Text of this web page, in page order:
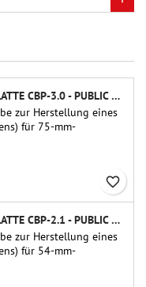
KUPPLUNGSPLATTE CBP-3.0 - PUBLIC MISSILES LTD.
zur Herstellung eines
für 75-mm-
(PT-3.0/QT-3.0) von
favorite_border
KUPPLUNGSPLATTE CBP-2.1 - PUBLIC MISSILES LTD.
zur Herstellung eines
für 54-mm-
(PT-2.1 oder QT-2.1)
Ltd.